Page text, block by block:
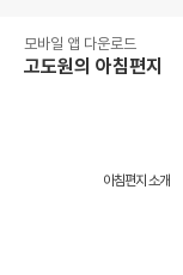
모바일 앱 다운로드
고도원의 아침편지
아침편지 소개